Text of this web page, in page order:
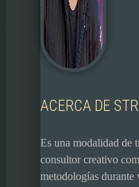
ACERCA DE
Es una modalidad de
consultor creativo
metodologías durante